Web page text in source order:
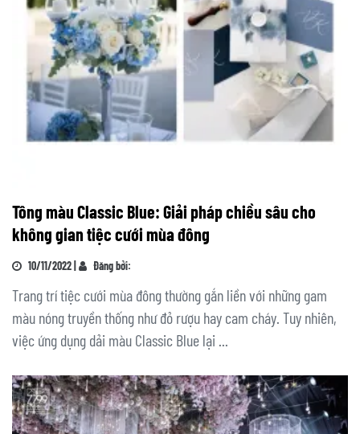
Tông màu Classic Blue: Giải pháp chiều sâu cho
không gian tiệc cưới mùa đông
10/11/2022 | Đăng bởi:
Trang trí tiệc cưới mùa đông thường gắn liền với những gam
màu nóng truyền thống như đỏ rượu hay cam cháy. Tuy nhiên,
việc ứng dụng dải màu Classic Blue lại ...